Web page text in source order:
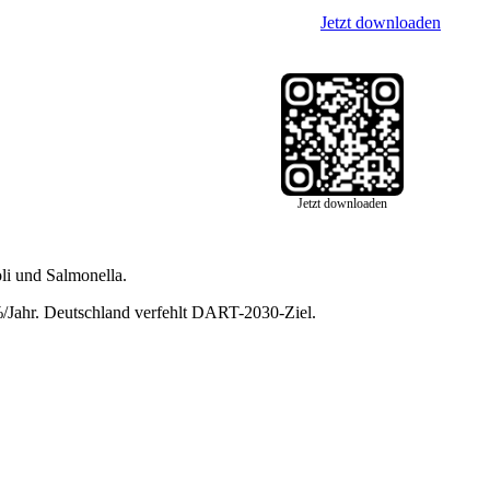
Jetzt downloaden
Jetzt downloaden
und Salmonella.
Deutschland verfehlt DART-2030-Ziel.